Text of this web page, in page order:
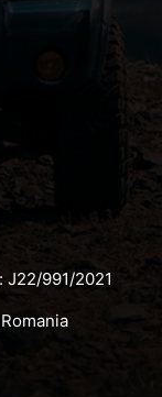
J22/991/2021